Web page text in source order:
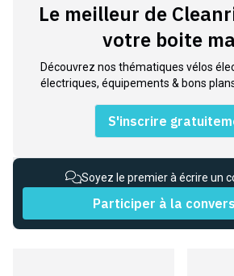
Le meilleur de
votre boite
Découvrez nos thématiques vélos
électriques, équipements & bons
S'inscrire
Soyez le premier à écrire un
Participer à la